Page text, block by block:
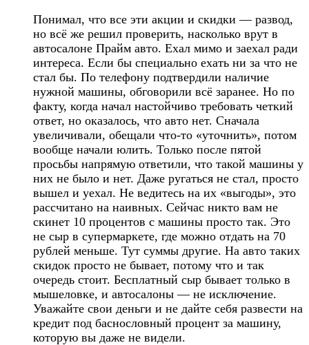
Понимал, что все эти акции и скидки — развод,
но всё же решил проверить, насколько врут в
автосалоне Прайм авто. Ехал мимо и заехал ради
интереса. Если бы специально ехать ни за что не
стал бы. По телефону подтвердили наличие
нужной машины, обговорили всё заранее. Но по
факту, когда начал настойчиво требовать четкий
ответ, но оказалось, что авто нет. Сначала
увеличивали, обещали что-то «уточнить», потом
вообще начали юлить. Только после пятой
просьбы напрямую ответили, что такой машины у
них не было и нет. Даже ругаться не стал, просто
вышел и уехал. Не ведитесь на их «выгоды», это
рассчитано на наивных. Сейчас никто вам не
скинет 10 процентов с машины просто так. Это
не сыр в супермаркете, где можно отдать на 70
рублей меньше. Тут суммы другие. На авто таких
скидок просто не бывает, потому что и так
очередь стоит. Бесплатный сыр бывает только в
мышеловке, и автосалоны — не исключение.
Уважайте свои деньги и не дайте себя развести на
кредит под баснословный процент за машину,
которую вы даже не видели.